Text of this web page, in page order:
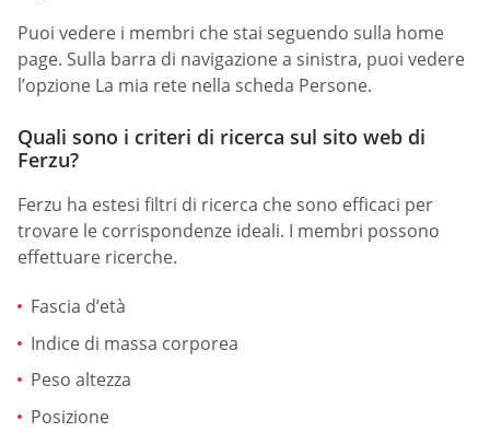
Puoi vedere i membri che stai seguendo sulla home
page. Sulla barra di navigazione a sinistra, puoi vedere
l’opzione La mia rete nella scheda Persone.
Quali sono i criteri di ricerca sul sito web di
Ferzu?
Ferzu ha estesi filtri di ricerca che sono efficaci per
trovare le corrispondenze ideali. I membri possono
effettuare ricerche.
Fascia d’età
Indice di massa corporea
Peso altezza
Posizione